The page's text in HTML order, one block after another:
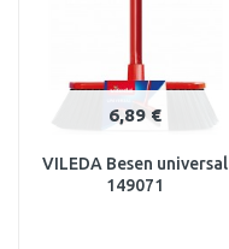
6,89 €
VILEDA Besen universal
149071